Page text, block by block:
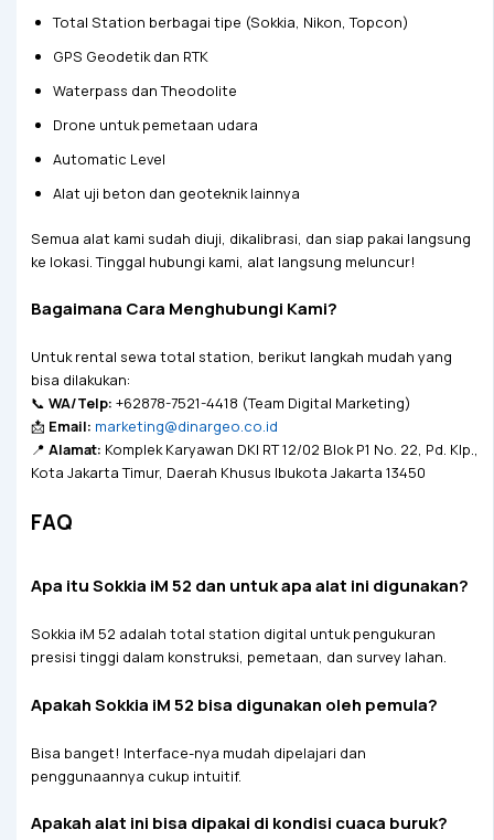
Total Station berbagai tipe (Sokkia, Nikon, Topcon)
GPS Geodetik dan RTK
Waterpass dan Theodolite
Drone untuk pemetaan udara
Automatic Level
Alat uji beton dan geoteknik lainnya
Semua alat kami sudah diuji, dikalibrasi, dan siap pakai langsung
ke lokasi. Tinggal hubungi kami, alat langsung meluncur!
Bagaimana Cara Menghubungi Kami?
Untuk rental sewa total station, berikut langkah mudah yang
bisa dilakukan:
📞 WA/Telp: +62878-7521-4418 (Team Digital Marketing)
📩 Email: marketing@dinargeo.co.id
📍 Alamat: Komplek Karyawan DKI RT 12/02 Blok P1 No. 22, Pd. Klp.,
Kota Jakarta Timur, Daerah Khusus Ibukota Jakarta 13450
FAQ
Apa itu Sokkia iM 52 dan untuk apa alat ini digunakan?
Sokkia iM 52 adalah total station digital untuk pengukuran
presisi tinggi dalam konstruksi, pemetaan, dan survey lahan.
Apakah Sokkia iM 52 bisa digunakan oleh pemula?
Bisa banget! Interface-nya mudah dipelajari dan
penggunaannya cukup intuitif.
Apakah alat ini bisa dipakai di kondisi cuaca buruk?